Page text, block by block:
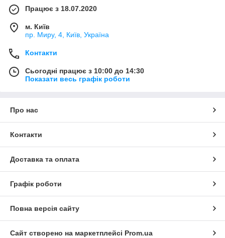
Працює з 18.07.2020
м. Київ
пр. Миру, 4, Київ, Україна
Контакти
Сьогодні працює з 10:00 до 14:30
Показати весь графік роботи
Про нас
Контакти
Доставка та оплата
Графік роботи
Повна версія сайту
Сайт створено на маркетплейсі Prom.ua